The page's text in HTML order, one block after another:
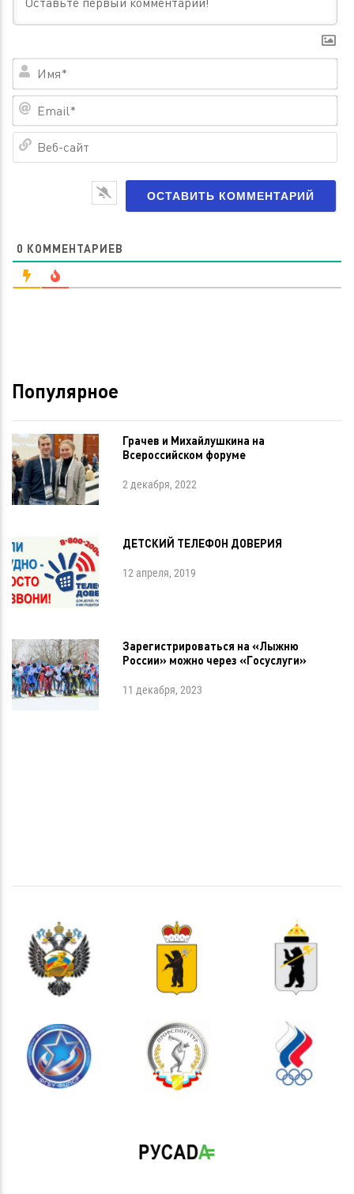
0 КОММЕНТАРИЕВ
Популярное
Грачев и Михайлушкина на
Всероссийском форуме
2 декабря, 2022
ДЕТСКИЙ ТЕЛЕФОН ДОВЕРИЯ
12 апреля, 2019
Зарегистрироваться на «Лыжню
России» можно через «Госуслуги»
11 декабря, 2023